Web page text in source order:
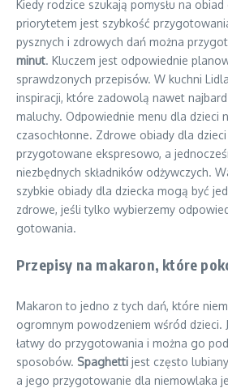
Kiedy rodzice szukają pomysłu na
priorytetem jest szybkość
pysznych i zdrowych dań można
minut. Kluczem jest odpowiednie
sprawdzonych przepisów. W kuchni
inspiracji, które zadowolą nawet
maluchy. Odpowiednie menu dla dzieci
czasochłonne. Zdrowe obiady dla
przygotowane ekspresowo, a
niezbędnych składników odżywczych.
szybkie obiady dla dziecka mogą być
zdrowe, jeśli tylko wybierzemy
gotowania.
Przepisy na makaron, które
Makaron to jedno z tych dań, które
ogromnym powodzeniem wśród dzieci.
łatwy do przygotowania i można go
sposobów. Spaghetti jest często
a jego przygotowanie dla niemowlaka